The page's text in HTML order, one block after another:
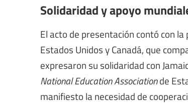
Solidaridad y apoyo
El acto de presentación contó con
Estados Unidos y Canadá, que
expresaron su solidaridad con
National Education Associationde
manifiesto la necesidad de